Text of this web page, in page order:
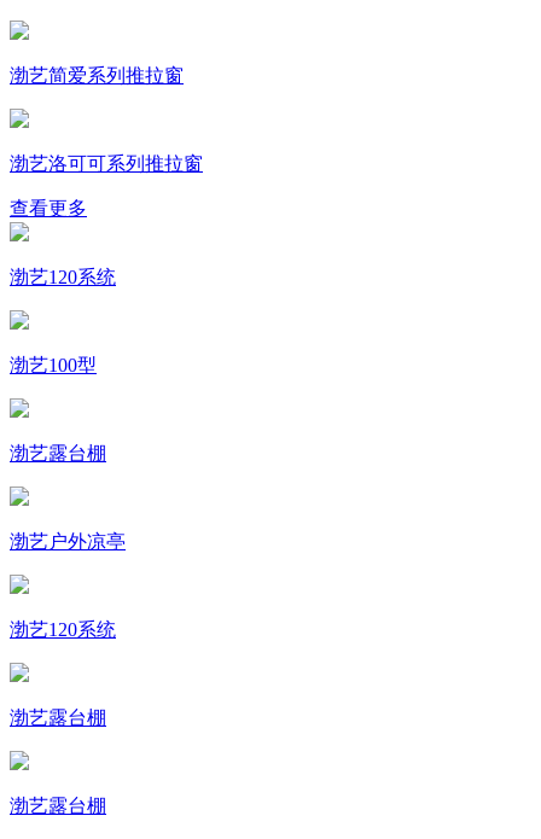
渤艺简爱系列推拉窗
渤艺洛可可系列推拉窗
查看更多
渤艺120系统
渤艺100型
渤艺露台棚
渤艺户外凉亭
渤艺120系统
渤艺露台棚
渤艺露台棚